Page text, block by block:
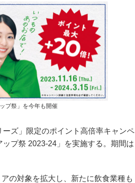
プ祭」を今年も開催
ズ」限定のポイント高倍率キャンペ
プ祭 2023-24」を実施する。期間は
の対象を拡大し、新たに飲食業種も